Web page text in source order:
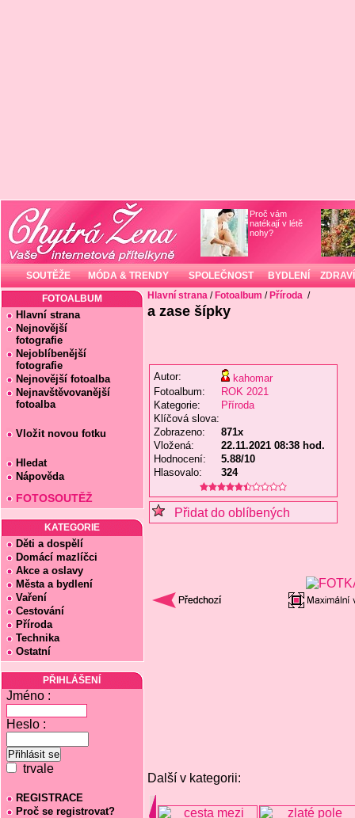
Proč vám
natékají v létě
nohy?
SOUTĚŽE MÓDA & TRENDY SPOLEČNOST BYDLENÍ ZDRAVÍ
FOTOALBUM
Hlavní strana
Nejnovější
fotografie
Nejoblíbenější
fotografie
Nejnovější fotoalba
Nejnavštěvovanější
fotoalba
Vložit novou fotku
Hledat
Nápověda
FOTOSOUTĚŽ
KATEGORIE
Děti a dospělí
Domácí mazlíčci
Akce a oslavy
Města a bydlení
Vaření
Cestování
Příroda
Technika
Ostatní
PŘIHLÁŠENÍ
Jméno :
Heslo :
trvale
REGISTRACE
Proč se registrovat?
Hlavní strana / Fotoalbum / Příroda /
a zase šípky
Autor:
kahomar
Fotoalbum:
ROK 2021
Kategorie:
Příroda
Klíčová slova:
Zobrazeno:
871x
Vložená:
22.11.2021 08:38 hod.
Hodnocení:
5.88/10
Hlasovalo:
324
Přidat do oblíbených
Další v kategorii: